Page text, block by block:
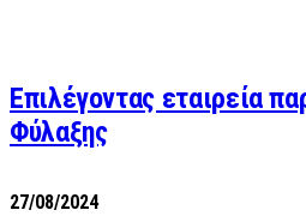
Επιλέγοντας εταιρεία
Φύλαξης
27/08/2024